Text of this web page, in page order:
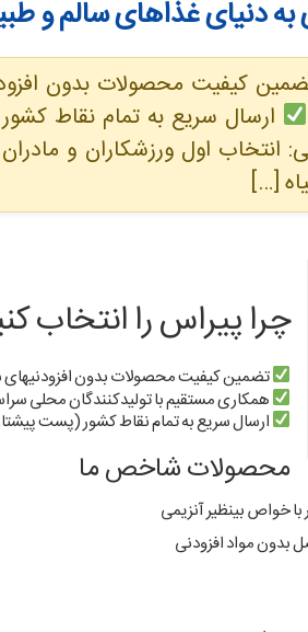
کیفیت محصولات بدون
ارسال سریع به تمام نقاط
اول ورزشکاران و مادران
[…]
چرا پیراس را انتخاب
تضمین کیفیت محصولات بدون افزودنیهای
همکاری مستقیم با تولیدکنندگان محلی
ارسال سریع به تمام نقاط کشور (پست
محصولات شاخص ما
با خواص بینظیر آنزیمی
بدون مواد افزودنی